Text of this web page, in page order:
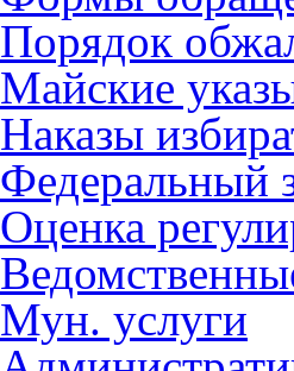
Порядок
Майские
Наказы
Федеральный
Оценка
Мун. услуги